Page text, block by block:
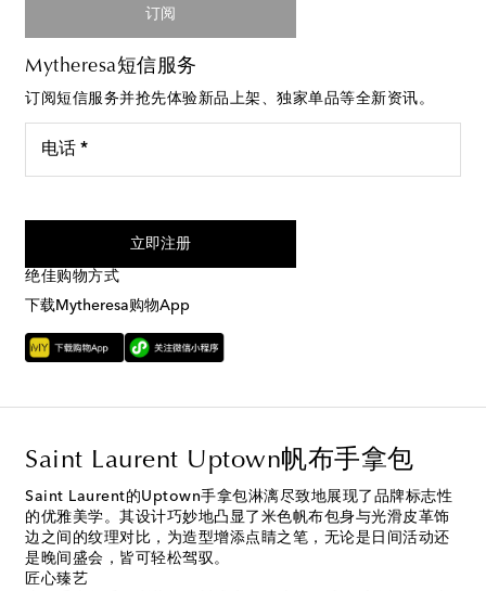
订阅
Mytheresa短信服务
订阅短信服务并抢先体验新品上架、独家单品等全新资讯。
电话 *
立即注册
绝佳购物方式
下载Mytheresa购物App
Saint Laurent Uptown帆布手拿包
Saint Laurent的Uptown手拿包淋漓尽致地展现了品牌标志性
的优雅美学。其设计巧妙地凸显了米色帆布包身与光滑皮革饰
边之间的纹理对比，为造型增添点睛之笔，无论是日间活动还
是晚间盛会，皆可轻松驾驭。
匠心臻艺